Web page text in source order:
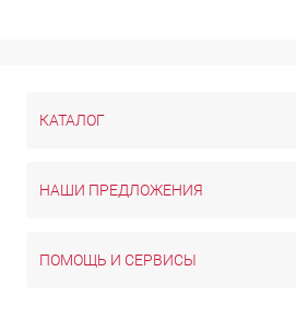
КАТАЛОГ
НАШИ ПРЕДЛОЖЕНИЯ
ПОМОЩЬ И СЕРВИСЫ